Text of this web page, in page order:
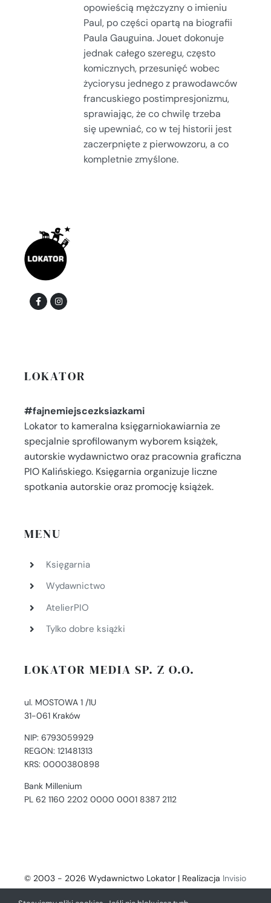
opowieścią mężczyzny o imieniu
Paul, po części opartą na biografii
Paula Gauguina. Jouet dokonuje
jednak całego szeregu, często
komicznych, przesunięć wobec
życiorysu jednego z prawodawców
francuskiego postimpresjonizmu,
sprawiając, że co chwilę trzeba
się upewniać, co w tej historii jest
zaczerpnięte z pierwowzoru, a co
kompletnie zmyślone.
LOKATOR
#fajnemiejscezksiazkami
Lokator to kameralna księgarniokawiarnia ze
specjalnie sprofilowanym wyborem książek,
autorskie wydawnictwo oraz pracownia graficzna
PIO Kalińskiego. Księgarnia organizuje liczne
spotkania autorskie oraz promocję książek.
MENU
Księgarnia
Wydawnictwo
AtelierPIO
Tylko dobre książki
LOKATOR MEDIA SP. Z O.O.
ul. MOSTOWA 1 /1U
31-061 Kraków
NIP: 6793059929
REGON: 121481313
KRS: 0000380898
Bank Millenium
PL 62 1160 2202 0000 0001 8387 2112
© 2003 - 2026 Wydawnictwo Lokator | Realizacja Invisio
- Digital Solutions